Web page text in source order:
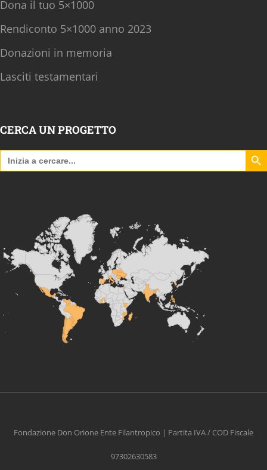
Dona il tuo 5×1000
Rendiconto 5×1000 anno 2023
Donazioni in memoria
Lasciti testamentari
CERCA UN PROGETTO
Search
for:
Search
Fondazione Don Orione Ente Filantropico | Partita IVA / COD Fiscale
97302630583